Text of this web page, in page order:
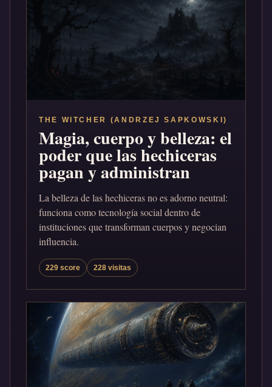
THE WITCHER (ANDRZEJ SAPKOWSKI)
Magia, cuerpo y belleza: el
poder que las hechiceras
pagan y administran
La belleza de las hechiceras no es adorno neutral:
funciona como tecnología social dentro de
instituciones que transforman cuerpos y negocian
influencia.
229 score 228 visitas